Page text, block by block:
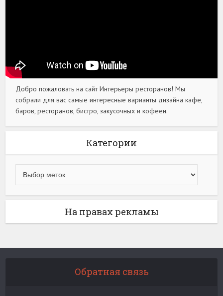
Добро пожаловать на сайт Интерьеры ресторанов! Мы
собрали для вас самые интересные варианты дизайна кафе,
баров, ресторанов, бистро, закусочных и кофеен.
Категории
На правах рекламы
Обратная связь